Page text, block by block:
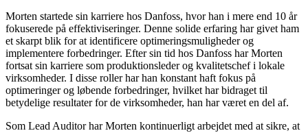
Morten startede sin karriere hos Danfoss, hvor han i mere end 10 år
fokuserede på effektiviseringer. Denne solide erfaring har givet ham
et skarpt blik for at identificere optimeringsmuligheder og
implementere forbedringer. Efter sin tid hos Danfoss har Morten
fortsat sin karriere som produktionsleder og kvalitetschef i lokale
virksomheder. I disse roller har han konstant haft fokus på
optimeringer og løbende forbedringer, hvilket har bidraget til
betydelige resultater for de virksomheder, han har været en del af.
Som Lead Auditor har Morten kontinuerligt arbejdet med at sikre, at